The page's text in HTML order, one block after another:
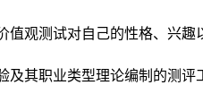
观测试对自己的性格、兴趣
及其职业类型理论编制的测评